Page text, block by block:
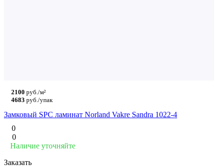
2100 руб./м²
4683 руб./упак
Замковый SPC ламинат Norland Vakre Sandra 1022-4
0
0
Наличие уточняйте
Заказать